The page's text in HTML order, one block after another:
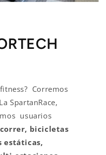
Corremos
SpartanRace,
usuarios
bicicletas
estáticas,